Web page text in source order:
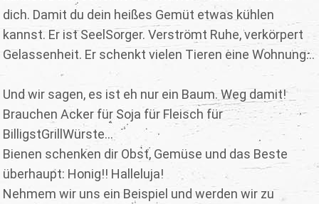
dich. Damit du dein heißes Gemüt etwas kühlen
kannst. Er ist SeelSorger. Verströmt Ruhe, verkörpert
Gelassenheit. Er schenkt vielen Tieren eine Wohnung...
Und wir sagen, es ist eh nur ein Baum. Weg damit!
Brauchen Acker für Soja für Fleisch für
BilligstGrillWürste...
Bienen schenken dir Obst, Gemüse und das Beste
überhaupt: Honig!! Halleluja!
Nehmem wir uns ein Beispiel und werden wir zu